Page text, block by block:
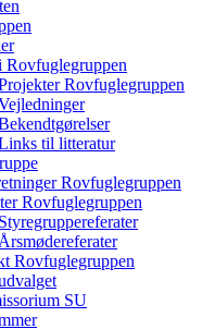
Rovfuglegruppen
til litteratur
Rovfuglegruppen
Rovfuglegruppen
Styregruppereferater
Årsmødereferater
Rovfuglegruppen
SU